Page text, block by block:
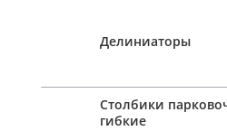
Делиниаторы
Столбики
гибкие